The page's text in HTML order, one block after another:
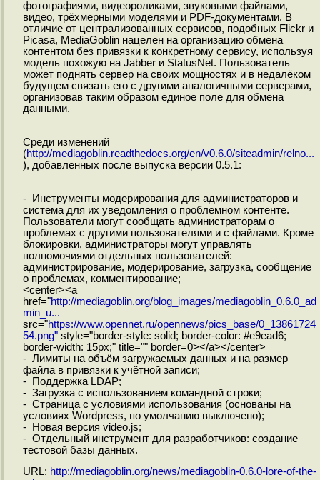
фотографиями, видеороликами, звуковыми файлами,
видео, трёхмерными моделями и PDF-документами. В
отличие от централизованных сервисов, подобных Fliсkr и
Picasa, MediaGoblin нацелен на организацию обмена
контентом без привязки к конкретному сервису, используя
модель похожую на Jabber и StatusNet. Пользователь
может поднять сервер на своих мощностях и в недалёком
будущем связать его с другими аналогичными серверами,
организовав таким образом единое поле для обмена
данными.
Среди изменений
(http://mediagoblin.readthedocs.org/en/v0.6.0/siteadmin/relno...
), добавленных после выпуска версии 0.5.1:
- Инструменты модерирования для администраторов и
система для их уведомления о проблемном контенте.
Пользователи могут сообщать администраторам о
проблемах с другими пользователями и с файлами. Кроме
блокировки, администраторы могут управлять
полномочиями отдельных пользователей:
администрирование, модерирование, загрузка, сообщение
о проблемах, комментирование;
<center><a
href="http://mediagoblin.org/blog_images/mediagoblin_0.6.0_ad
min_u...
src="https://www.opennet.ru/opennews/pics_base/0_13861724
54.png"style="border-style: solid; border-color: #e9ead6;
border-width: 15px;" title="" border=0></a></center>
- Лимиты на объём загружаемых данных и на размер
файла в привязки к учётной записи;
- Поддержка LDAP;
- Загрузка с использованием командной строки;
- Страница с условиями использования (основаны на
условиях Wordpress, по умолчанию выключено);
- Новая версия video.js;
- Отдельный инструмент для разработчиков: создание
тестовой базы данных.
URL: http://mediagoblin.org/news/mediagoblin-0.6.0-lore-of-the-